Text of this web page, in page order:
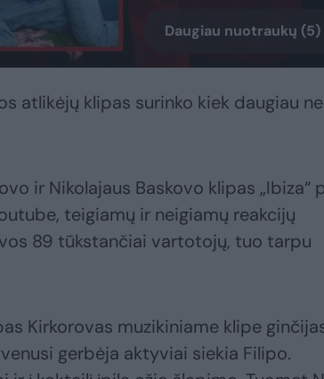
Daugiau nuotraukų (5)
atlikėjų klipas surinko kiek daugiau
ir Nikolajaus Baskovo klipas „Ibiza“
teigiamų ir neigiamų reakcijų
89 tūkstančiai vartotojų, tuo tarpu
Kirkorovas muzikiniame klipe
gerbėja aktyviai siekia Filipo.